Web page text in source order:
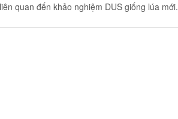
quan đến khảo nghiệm DUS giống lúa mới.